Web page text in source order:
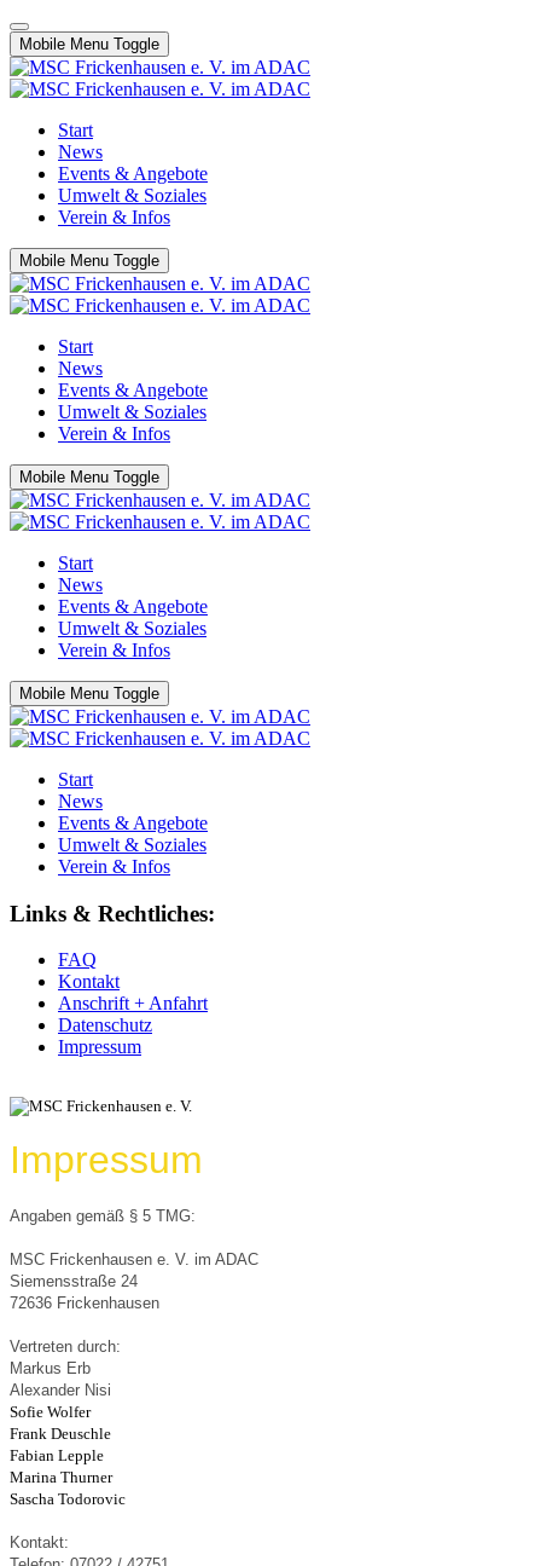
Mobile Menu Toggle
Start
News
Events & Angebote
Umwelt & Soziales
Verein & Infos
Mobile Menu Toggle
Start
News
Events & Angebote
Umwelt & Soziales
Verein & Infos
Mobile Menu Toggle
Start
News
Events & Angebote
Umwelt & Soziales
Verein & Infos
Mobile Menu Toggle
Start
News
Events & Angebote
Umwelt & Soziales
Verein & Infos
Links & Rechtliches:
FAQ
Kontakt
Anschrift + Anfahrt
Datenschutz
Impressum
Impressum
Angaben gemäß § 5 TMG:
MSC Frickenhausen e. V. im ADAC
Siemensstraße 24
72636 Frickenhausen
Vertreten durch:
Markus Erb
Alexander Nisi
Sofie Wolfer
Frank Deuschle
Fabian Lepple
Marina Thurner
Sascha Todorovic
Kontakt: